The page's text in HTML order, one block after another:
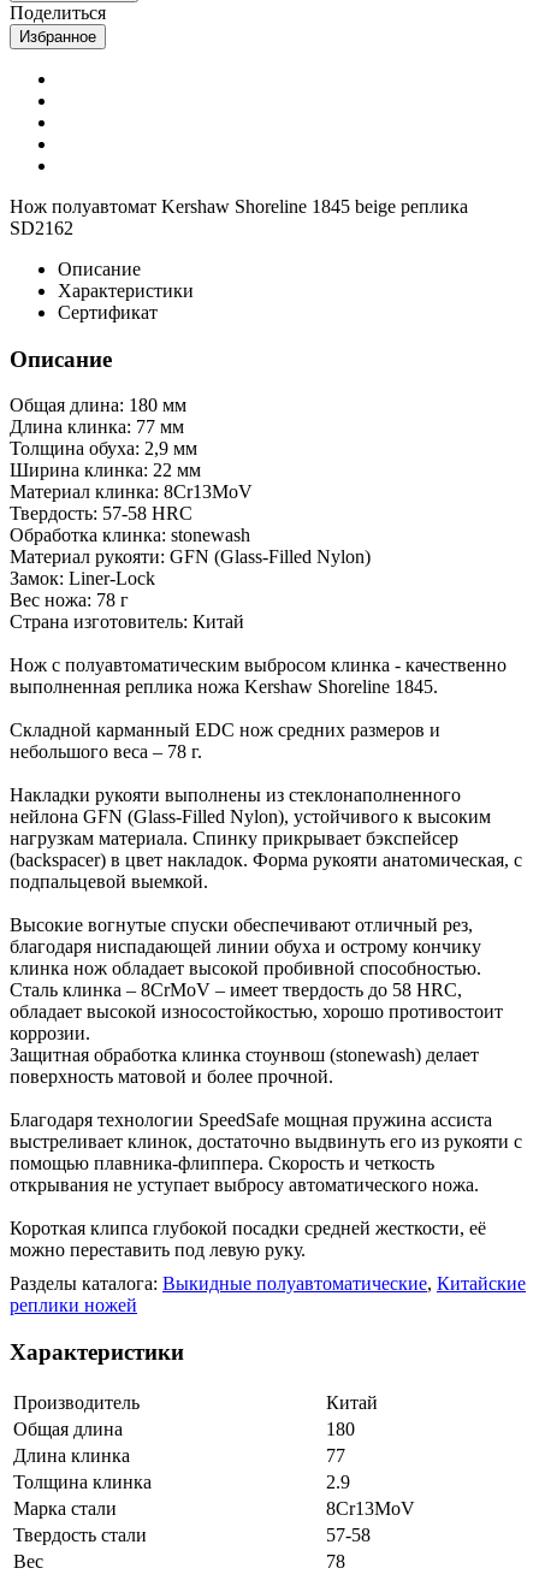
Поделиться
Избранное
Нож полуавтомат Kershaw Shoreline 1845 beige реплика
SD2162
Описание
Характеристики
Сертификат
Описание
Общая длина: 180 мм
Длина клинка: 77 мм
Толщина обуха: 2,9 мм
Ширина клинка: 22 мм
Материал клинка: 8Cr13MoV
Твердость: 57-58 HRC
Обработка клинка: stonewash
Материал рукояти: GFN (Glass-Filled Nylon)
Замок: Liner-Lock
Вес ножа: 78 г
Страна изготовитель: Китай
Нож с полуавтоматическим выбросом клинка - качественно
выполненная реплика ножа Kershaw Shoreline 1845.
Складной карманный EDC нож средних размеров и
небольшого веса – 78 г.
Накладки рукояти выполнены из стеклонаполненного
нейлона GFN (Glass-Filled Nylon), устойчивого к высоким
нагрузкам материала. Спинку прикрывает бэкспейсер
(backspacer) в цвет накладок. Форма рукояти анатомическая, с
подпальцевой выемкой.
Высокие вогнутые спуски обеспечивают отличный рез,
благодаря ниспадающей линии обуха и острому кончику
клинка нож обладает высокой пробивной способностью.
Сталь клинка – 8CrMoV – имеет твердость до 58 HRC,
обладает высокой износостойкостью, хорошо противостоит
коррозии.
Защитная обработка клинка стоунвош (stonewash) делает
поверхность матовой и более прочной.
Благодаря технологии SpeedSafe мощная пружина ассиста
выстреливает клинок, достаточно выдвинуть его из рукояти с
помощью плавника-флиппера. Скорость и четкость
открывания не уступает выбросу автоматического ножа.
Короткая клипса глубокой посадки средней жесткости, её
можно переставить под левую руку.
Разделы каталога: Выкидные полуавтоматические, Китайские
реплики ножей
Характеристики
Производитель
Китай
Общая длина
180
Длина клинка
77
Толщина клинка
2.9
Марка стали
8Cr13MoV
Твердость стали
57-58
Вес
78